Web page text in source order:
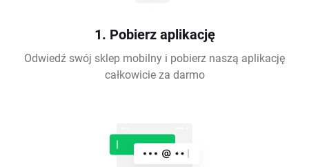
1. Pobierz aplikację
Odwiedź swój sklep mobilny i pobierz naszą aplikację
całkowicie za darmo